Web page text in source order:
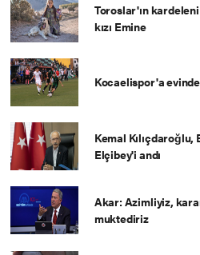
Toroslar'ın
kızı Emine
Kocaelispor'a
Kemal Kılıçdaroğlu,
Elçibey'i andı
Akar: Azimliyiz,
muktediriz